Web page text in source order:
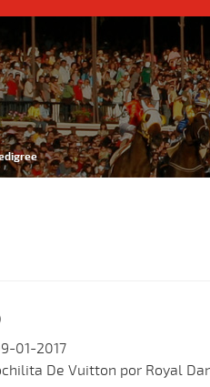
01-2017
De Vuitton por Royal